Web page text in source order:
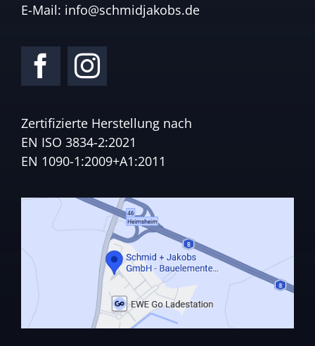
E-Mail: info@schmidjakobs.de
Zertifizierte Herstellung nach
EN ISO 3834-2:2021
EN 1090-1:2009+A1:2011